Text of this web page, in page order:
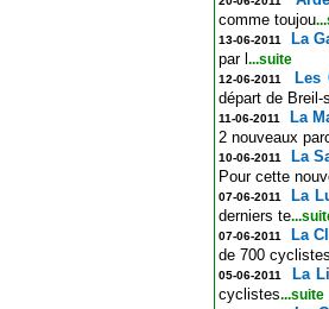
comme toujou
13-06-2011 La
par l ...suite
12-06-2011 Les
départ de Breil-
11-06-2011 La
2 nouveaux
10-06-2011 La
Pour cette
07-06-2011 La
derniers te
07-06-2011 La
de 700 cyclistes
05-06-2011 La
cyclistes...suite